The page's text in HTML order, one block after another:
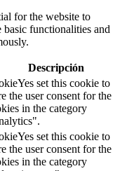
for the website to
basic functionalities and
Descripción
set this cookie to
the user consent for the
in the category
set this cookie to
the user consent for the
in the category